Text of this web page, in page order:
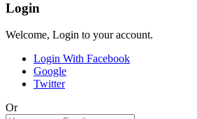
Login
Welcome, Login to your account.
Login With Facebook
Google
Twitter
Or